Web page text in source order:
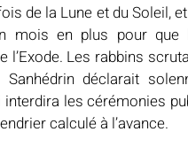
de la Lune et du Soleil,
mois en plus pour
Les rabbins
déclarait
les cérémonies
calculé à l’avance.